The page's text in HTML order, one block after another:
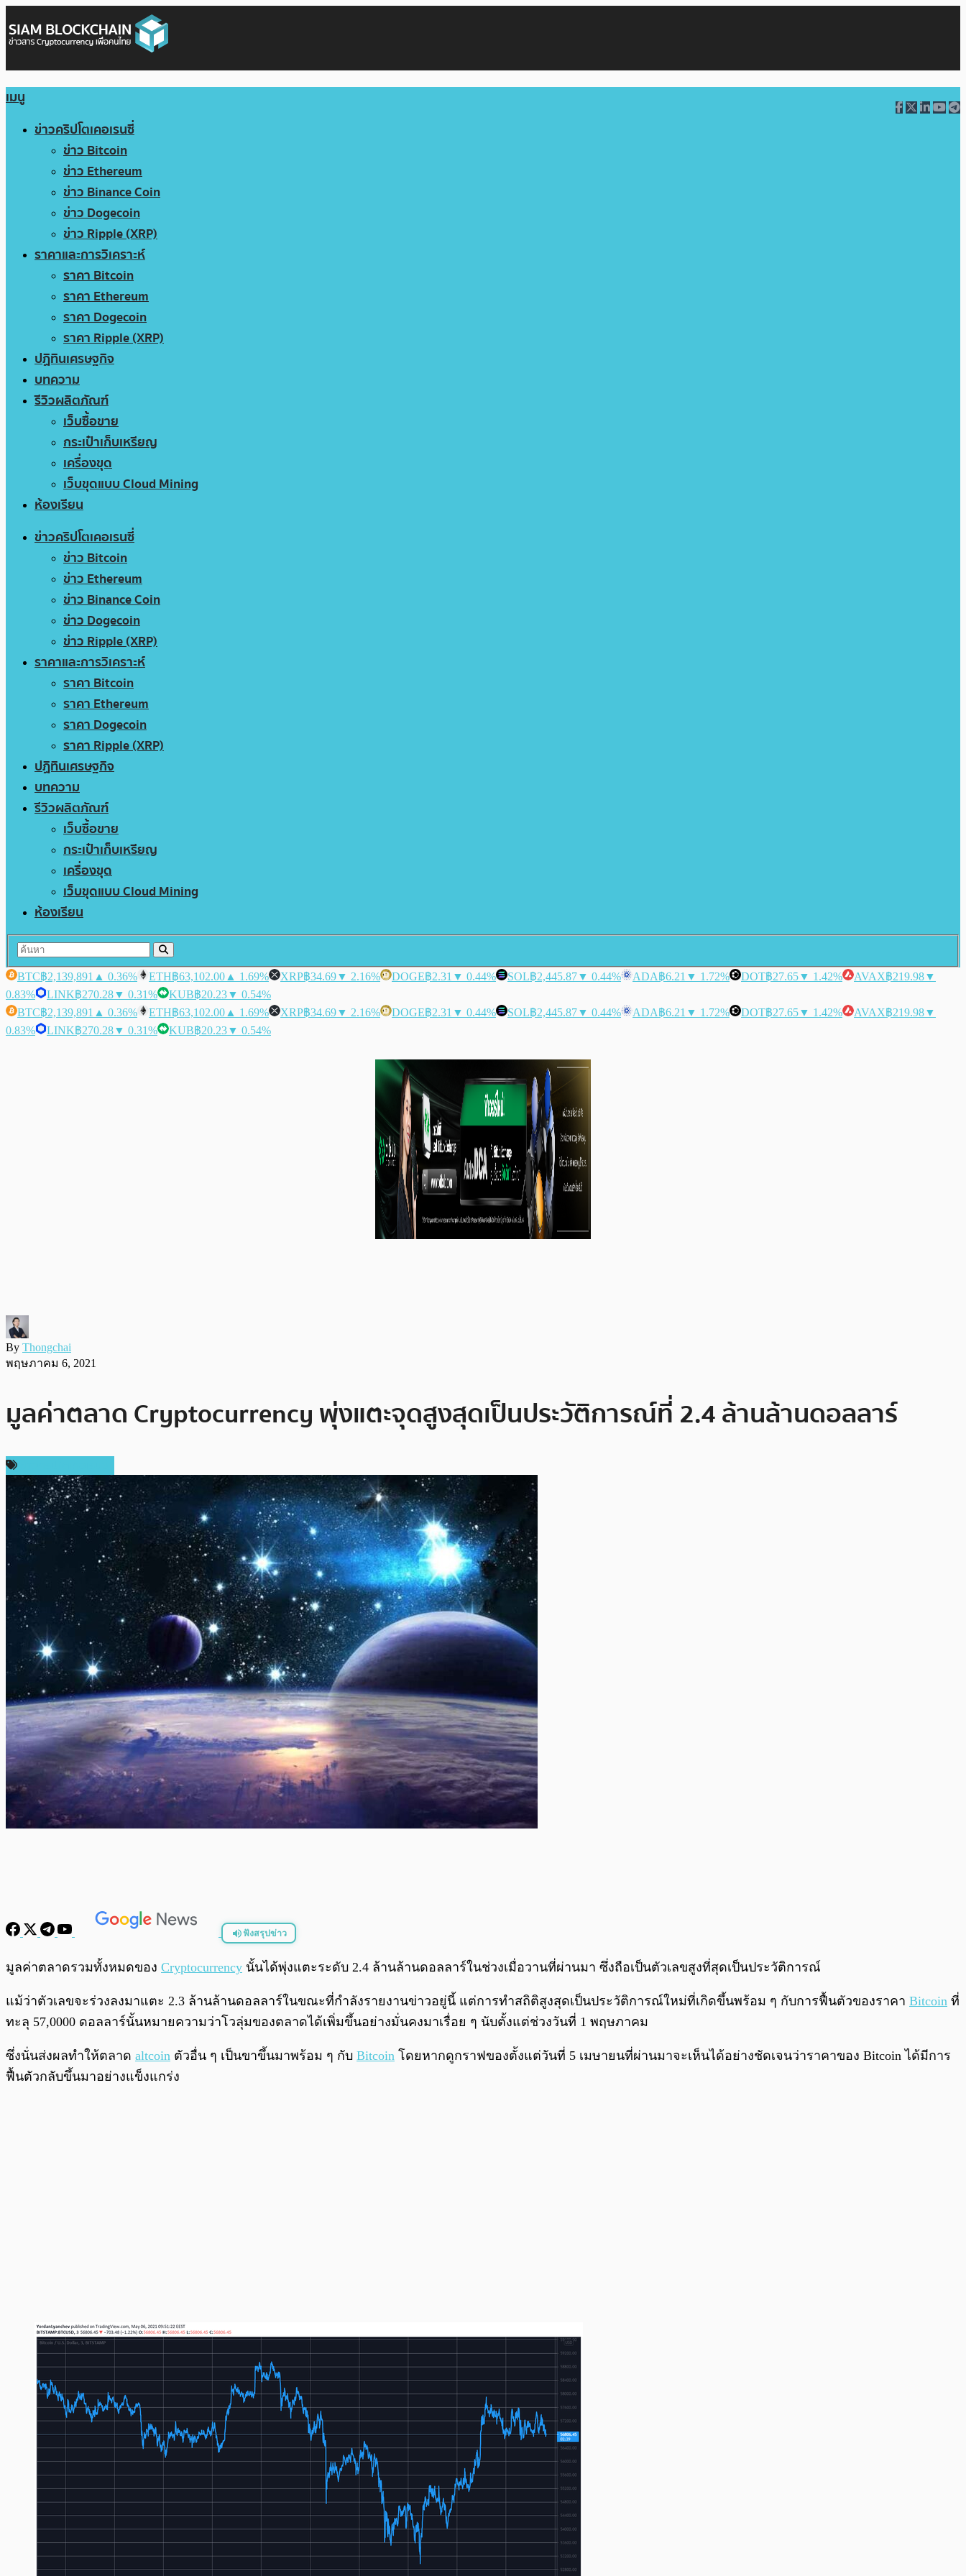
เมนู
ข่าวคริปโตเคอเรนซี่
ข่าว Bitcoin
ข่าว Ethereum
ข่าว Binance Coin
ข่าว Dogecoin
ข่าว Ripple (XRP)
ราคาและการวิเคราะห์
ราคา Bitcoin
ราคา Ethereum
ราคา Dogecoin
ราคา Ripple (XRP)
ปฏิทินเศรษฐกิจ
บทความ
รีวิวผลิตภัณฑ์
เว็บซื้อขาย
กระเป๋าเก็บเหรียญ
เครื่องขุด
เว็บขุดแบบ Cloud Mining
ห้องเรียน
ข่าวคริปโตเคอเรนซี่
ข่าว Bitcoin
ข่าว Ethereum
ข่าว Binance Coin
ข่าว Dogecoin
ข่าว Ripple (XRP)
ราคาและการวิเคราะห์
ราคา Bitcoin
ราคา Ethereum
ราคา Dogecoin
ราคา Ripple (XRP)
ปฏิทินเศรษฐกิจ
บทความ
รีวิวผลิตภัณฑ์
เว็บซื้อขาย
กระเป๋าเก็บเหรียญ
เครื่องขุด
เว็บขุดแบบ Cloud Mining
ห้องเรียน
BTC฿2,139,891 ▲ 0.36% ETH฿63,102.00 ▲ 1.69% XRP฿34.69▼ 2.16% DOGE฿2.31 ▼ 0.44% SOL฿2,445.87▼ 0.44% ADA฿6.21 ▼ 1.72% DOT฿27.65▼ 1.42% AVAX฿219.98▼
0.83%
LINK฿270.28▼ 0.31% KUB฿20.23▼ 0.54%
BTC฿2,139,891 ▲ 0.36% ETH฿63,102.00 ▲ 1.69% XRP฿34.69▼ 2.16% DOGE฿2.31 ▼ 0.44% SOL฿2,445.87▼ 0.44% ADA฿6.21 ▼ 1.72% DOT฿27.65▼ 1.42% AVAX฿219.98▼
0.83%
LINK฿270.28▼ 0.31% KUB฿20.23▼ 0.54%
By Thongchai
พฤษภาคม 6, 2021
มูลค่าตลาด Cryptocurrency พุ่งแตะจุดสูงสุดเป็นประวัติการณ์ที่ 2.4 ล้านล้านดอลลาร์
ฟังสรุปข่าว
มูลค่าตลาดรวมทั้งหมดของ Cryptocurrency นั้นได้พุ่งแตะระดับ 2.4 ล้านล้านดอลลาร์ในช่วงเมื่อวานที่ผ่านมา ซึ่งถือเป็นตัวเลขสูงที่สุดเป็นประวัติการณ์
แม้ว่าตัวเลขจะร่วงลงมาแตะ 2.3 ล้านล้านดอลลาร์ในขณะที่กำลังรายงานข่าวอยู่นี้ แต่การทำสถิติสูงสุดเป็นประวัติการณ์ใหม่ที่เกิดขึ้นพร้อม ๆ กับการฟื้นตัวของราคา Bitcoin ที่
ทะลุ 57,0000 ดอลลาร์นั้นหมายความว่าโวลุ่มของตลาดได้เพิ่มขึ้นอย่างมั่นคงมาเรื่อย ๆ นับตั้งแต่ช่วงวันที่ 1 พฤษภาคม
ซึ่งนั่นส่งผลทำให้ตลาด altcoin ตัวอื่น ๆ เป็นขาขึ้นมาพร้อม ๆ กับ Bitcoin โดยหากดูกราฟของตั้งแต่วันที่ 5 เมษายนที่ผ่านมาจะเห็นได้อย่างชัดเจนว่าราคาของ Bitcoin ได้มีการ
ฟื้นตัวกลับขึ้นมาอย่างแข็งแกร่ง